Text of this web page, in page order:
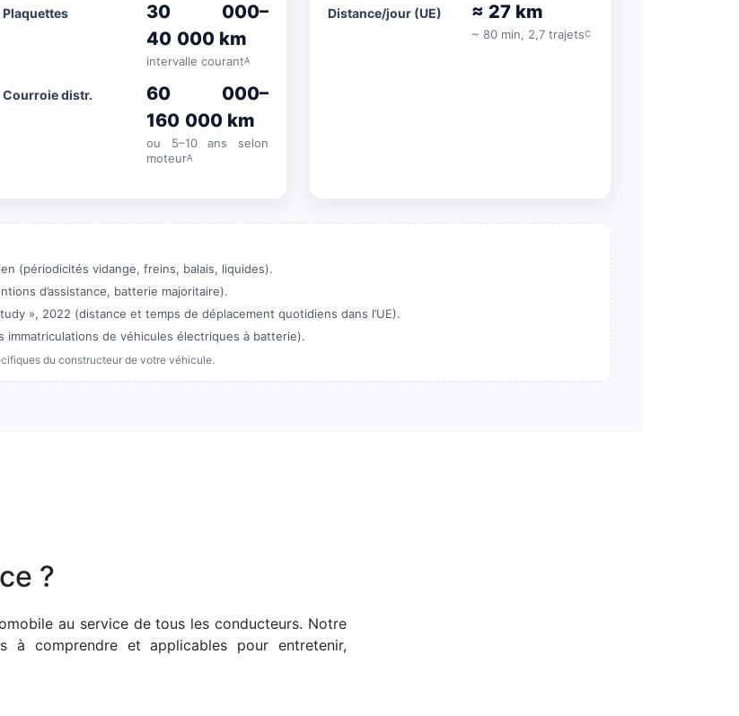
Plaquettes
30 000–
40 000 km
intervalle courantA
Courroie distr.
60 000–
160 000 km
ou 5–10 ans selon
moteurA
Distance/jour (UE) ≈ 27 km
~ 80 min, 2,7 trajetsC
(périodicités vidange, freins, balais, liquides).
d’assistance, batterie majoritaire).
», 2022 (distance et temps de déplacement quotidiens dans l’UE).
immatriculations de véhicules électriques à batterie).
du constructeur de votre véhicule.
?
au service de tous les conducteurs. Notre
comprendre et applicables pour entretenir,